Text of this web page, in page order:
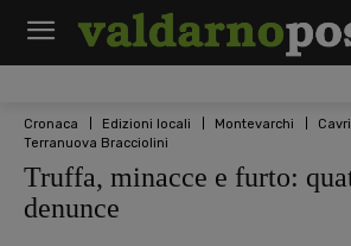
Cronaca Edizioni locali Montevarchi
Terranuova Bracciolini
Truffa, minacce e furto:
denunce